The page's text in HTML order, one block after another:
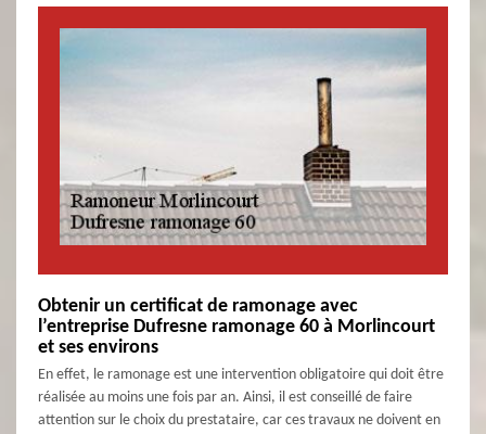
Obtenir un certificat de ramonage avec
l’entreprise Dufresne ramonage 60 à Morlincourt
et ses environs
En effet, le ramonage est une intervention obligatoire qui doit être
réalisée au moins une fois par an. Ainsi, il est conseillé de faire
attention sur le choix du prestataire, car ces travaux ne doivent en